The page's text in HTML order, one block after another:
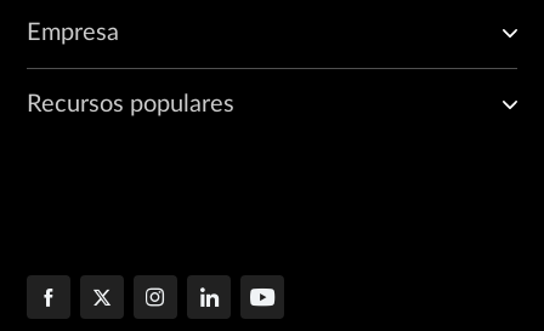
Empresa
Recursos populares